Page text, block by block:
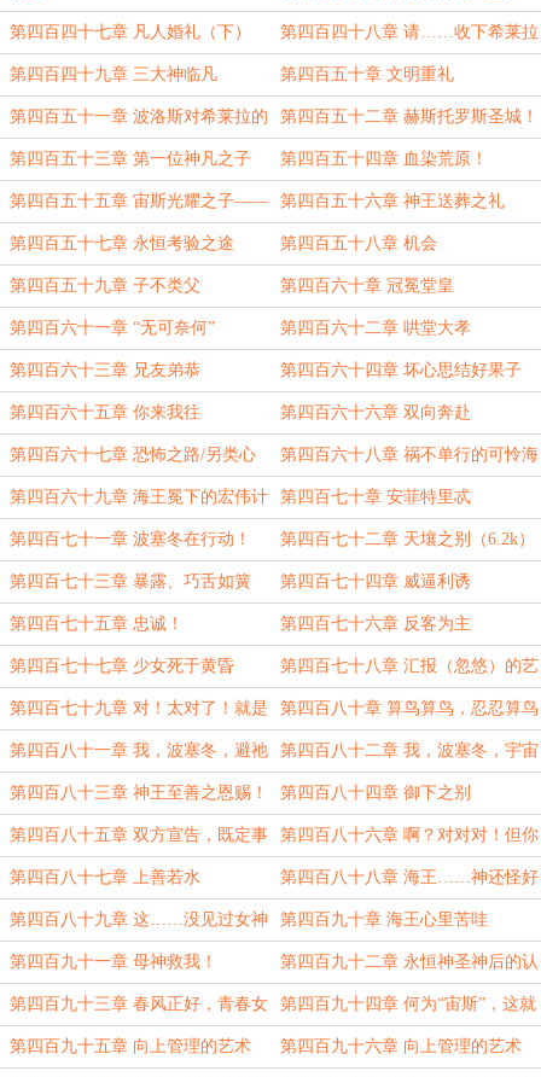
第四百四十七章 凡人婚礼（下） 第四百四十八章 请……收下希莱拉
的一切吧……
第四百四十九章 三大神临凡 第四百五十章 文明重礼
第四百五十一章 波洛斯对希莱拉的
赠礼
第四百五十二章 赫斯托罗斯圣城！
人族新制！
第四百五十三章 第一位神凡之子 第四百五十四章 血染荒原！
第四百五十五章 宙斯光耀之子——
欧多罗斯，崩（14K）
第四百五十六章 神王送葬之礼
第四百五十七章 永恒考验之途 第四百五十八章 机会
第四百五十九章 子不类父 第四百六十章 冠冕堂皇
第四百六十一章 “无可奈何” 第四百六十二章 哄堂大孝
第四百六十三章 兄友弟恭 第四百六十四章 坏心思结好果子
第四百六十五章 你来我往 第四百六十六章 双向奔赴
第四百六十七章 恐怖之路/另类心
思
第四百六十八章 祸不单行的可怜海
王
第四百六十九章 海王冕下的宏伟计
划，又双叒失败了
第四百七十章 安菲特里忒
第四百七十一章 波塞冬在行动！ 第四百七十二章 天壤之别（6.2k）
第四百七十三章 暴露、巧舌如簧 第四百七十四章 威逼利诱
第四百七十五章 忠诚！ 第四百七十六章 反客为主
第四百七十七章 少女死于黄昏 第四百七十八章 汇报（忽悠）的艺
术
第四百七十九章 对！太对了！就是
这样！
第四百八十章 算鸟算鸟，忍忍算鸟
第四百八十一章 我，波塞冬，避祂
宙斯锋芒？
第四百八十二章 我，波塞冬，宇宙
第一智者！
第四百八十三章 神王至善之恩赐！
（新年快乐！！！）
第四百八十四章 御下之别
第四百八十五章 双方宣告，既定事
实
第四百八十六章 啊？对对对！但你
最好守得住她
第四百八十七章 上善若水 第四百八十八章 海王……神还怪好
嘞！
第四百八十九章 这……没见过女神
吗？
第四百九十章 海王心里苦哇
第四百九十一章 母神救我！ 第四百九十二章 永恒神圣神后的认
可
第四百九十三章 春风正好，青春女
神
第四百九十四章 何为“宙斯”，这就
是“宙斯”
第四百九十五章 向上管理的艺术 第四百九十六章 向上管理的艺术